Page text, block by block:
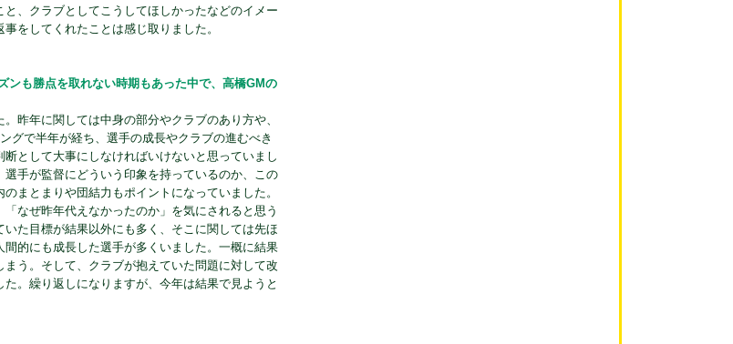
、クラブとしてこうしてほしかったなどのイメー
をしてくれたことは感じ取りました。
も勝点を取れない時期もあった中で、高橋GMの
昨年に関しては中身の部分やクラブのあり方や、
グで半年が経ち、選手の成長やクラブの進むべき
として大事にしなければいけないと思っていまし
手が監督にどういう印象を持っているのか、この
まとまりや団結力もポイントになっていました。
なぜ昨年代えなかったのか」を気にされると思う
た目標が結果以外にも多く、そこに関しては先ほ
的にも成長した選手が多くいました。一概に結果
う。そして、クラブが抱えていた問題に対して改
。繰り返しになりますが、今年は結果で見ようと